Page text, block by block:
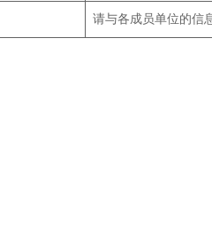
请与各成员单位的信